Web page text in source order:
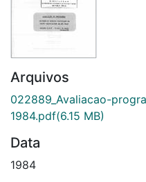
Arquivos
022889_Avaliacao-
1984.pdf(6.15 MB)
Data
1984